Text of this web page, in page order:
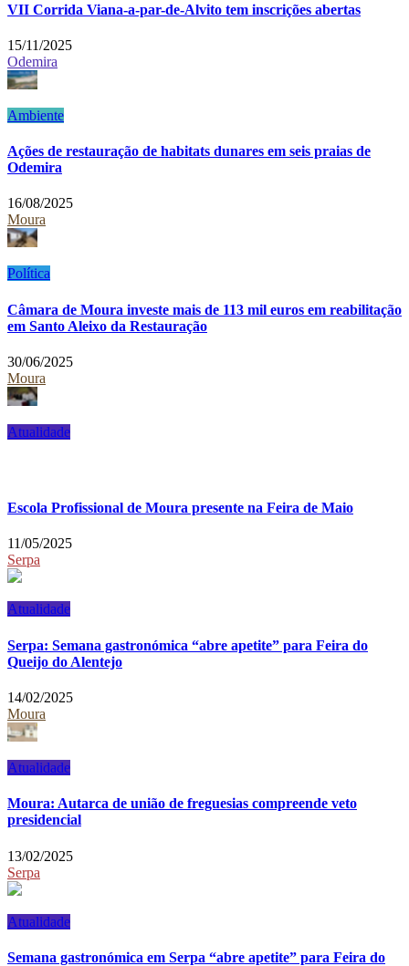
VII Corrida Viana-a-par-de-Alvito tem inscrições abertas
15/11/2025
Odemira
Ambiente
Ações de restauração de habitats dunares em seis praias de
Odemira
16/08/2025
Moura
Política
Câmara de Moura investe mais de 113 mil euros em reabilitação
em Santo Aleixo da Restauração
30/06/2025
Moura
Atualidade
Escola Profissional de Moura presente na Feira de Maio
11/05/2025
Serpa
Atualidade
Serpa: Semana gastronómica “abre apetite” para Feira do
Queijo do Alentejo
14/02/2025
Moura
Atualidade
Moura: Autarca de união de freguesias compreende veto
presidencial
13/02/2025
Serpa
Atualidade
Semana gastronómica em Serpa “abre apetite” para Feira do